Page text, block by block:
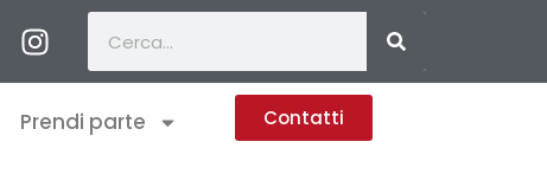
Prendi parte Contatti